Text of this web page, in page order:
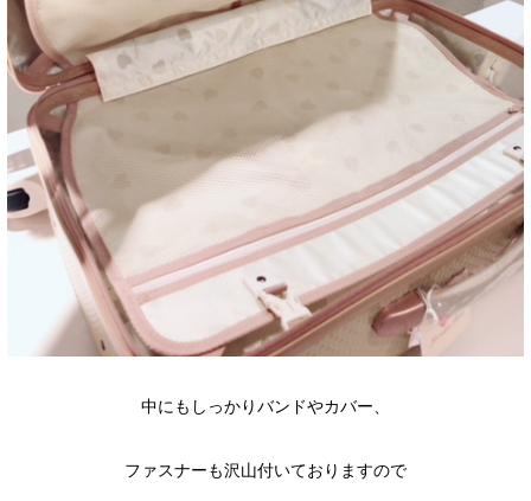
中にもしっかりバンドやカバー、
ファスナーも沢山付いておりますので